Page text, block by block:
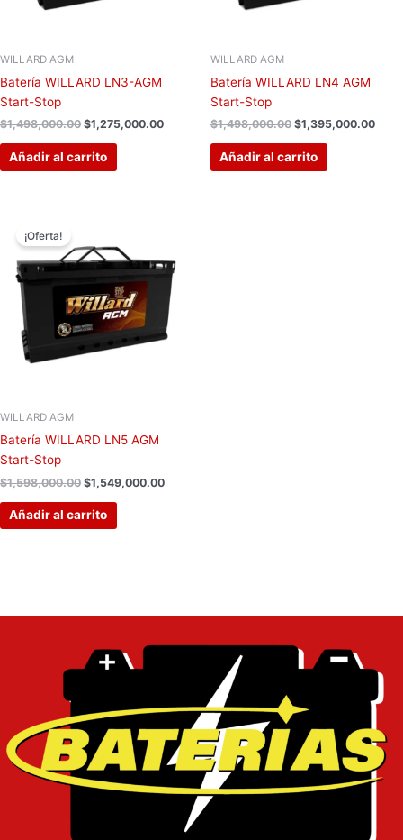
WILLARD AGM
Batería WILLARD LN3-AGM
Start-Stop
$1,498,000.00 $1,275,000.00
Añadir al carrito
WILLARD AGM
Batería WILLARD LN4 AGM
Start-Stop
$1,498,000.00 $1,395,000.00
Añadir al carrito
¡Oferta!
WILLARD AGM
Batería WILLARD LN5 AGM
Start-Stop
$1,598,000.00
original
era:
$1,598,000.00.
$1,549,000.00
es:
$1,549,000.00.
Añadir al carrito